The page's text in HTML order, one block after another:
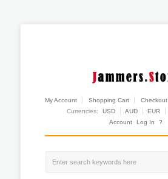
My Account Shopping Cart Checkout
Currencies:
USD AUD EUR
Account
Log In ?